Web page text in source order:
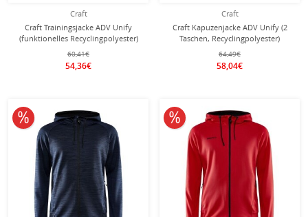
Craft
Craft Trainingsjacke ADV Unify
(funktionelles Recyclingpolyester)
hellgrau Damen
60,41€
54,36€
Craft
Craft Kapuzenjacke ADV Unify (2
Taschen, Recyclingpolyester)
navyblau Herren
64,49€
58,04€
10% reduziert 10% reduziert